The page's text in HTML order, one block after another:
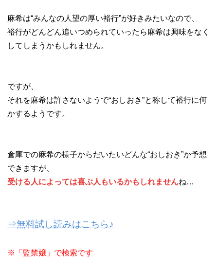
麻希は“みんなの人望の厚い裕行”が好きみたいなので、
裕行がどんどん追いつめられていったら麻希は興味をなく
してしまうかもしれません。
ですが、
それを麻希は許さないようで“おしおき”と称して裕行に何
かするようです。
倉庫での麻希の様子からだいたいどんな“おしおき”か予想
できますが、
受ける人によっては喜ぶ人もいるかもしれませんね…
⇒無料試し読みはこちら♪
※「監禁嬢」で検索です